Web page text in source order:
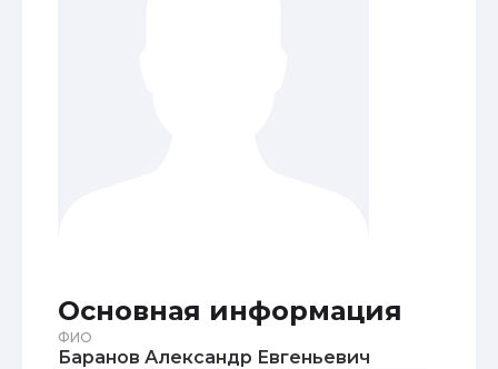
Основная информация
ФИО
Баранов Александр Евгеньевич